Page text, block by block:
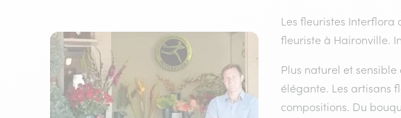
Les fleuristes Interflora
fleuriste à Haironville.
Plus naturel et
élégante. Les artisans
compositions. Du